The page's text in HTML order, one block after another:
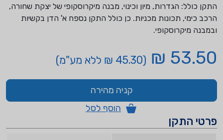
התקן כולל: הגדרות, מיון וכינוי, מבנה מיקרוסקופי של יצקת שחורה,
הרכב כימי, תכונות מכניות. כן כולל התקן נספח א' הדן בקשיות
ובמבנה מיקרוסקופי.
53.50 ₪ (45.30 ₪ ללא מע"מ)
קניה מהירה
הוסף לסל
פרטי התקן